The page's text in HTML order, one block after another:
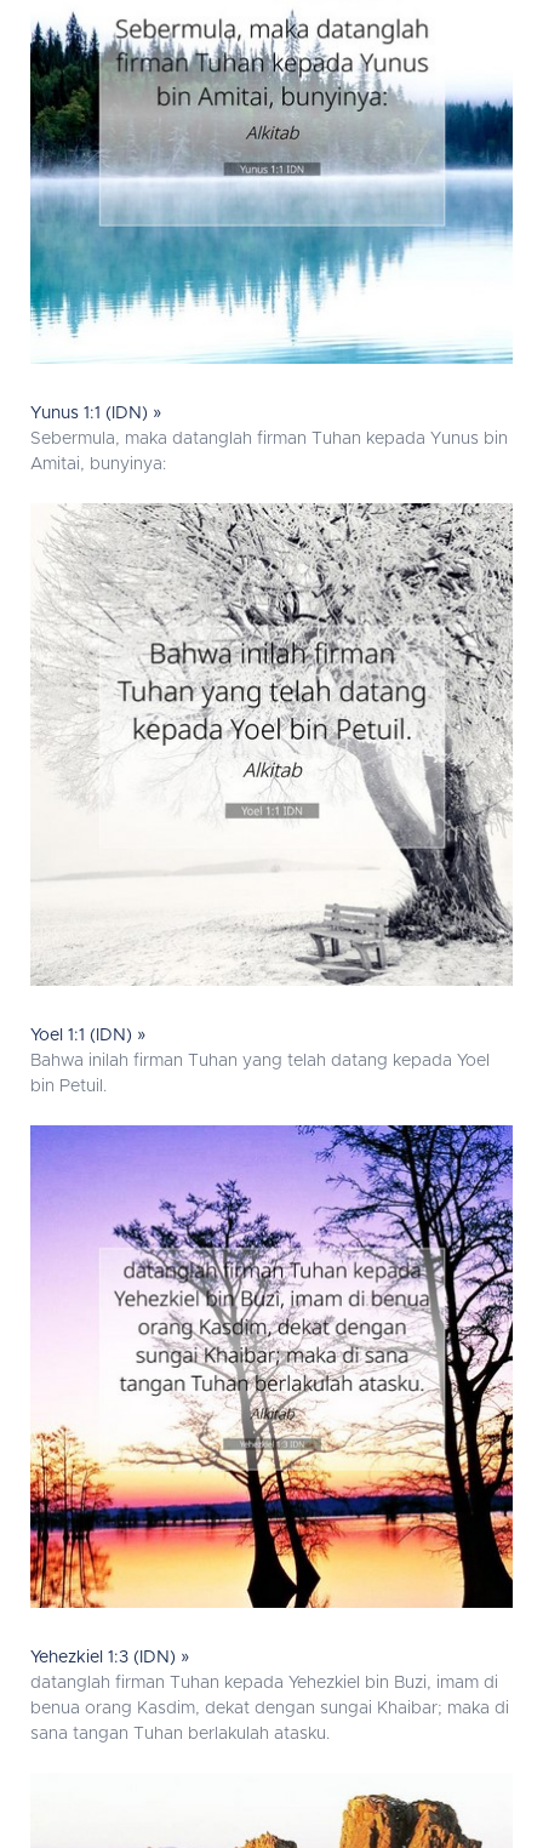
Yunus 1:1 (IDN) »
Sebermula, maka datanglah firman Tuhan kepada Yunus bin
Amitai, bunyinya:
Yoel 1:1 (IDN) »
Bahwa inilah firman Tuhan yang telah datang kepada Yoel
bin Petuil.
Yehezkiel 1:3 (IDN) »
datanglah firman Tuhan kepada Yehezkiel bin Buzi, imam di
benua orang Kasdim, dekat dengan sungai Khaibar; maka di
sana tangan Tuhan berlakulah atasku.